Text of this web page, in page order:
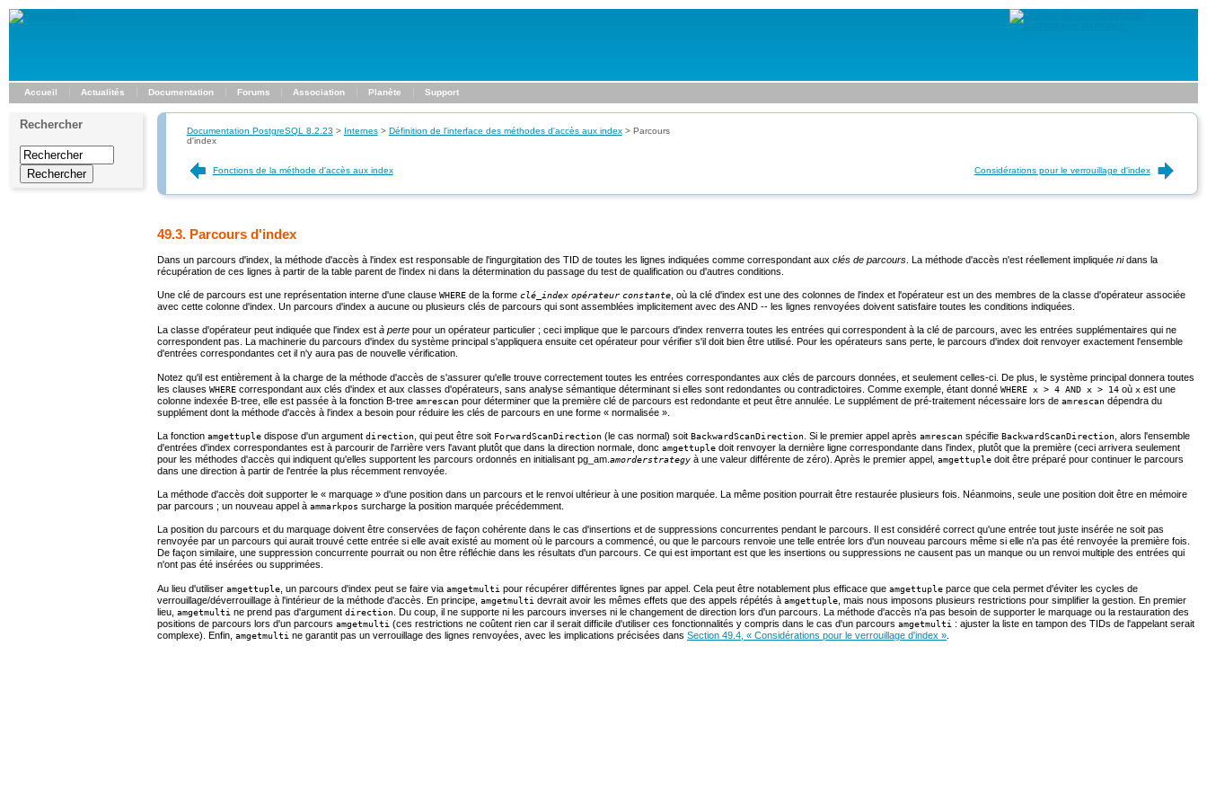
Accueil Actualités Documentation Forums Association Planète Support
Rechercher Documentation PostgreSQL 8.2.23 > Internes> Définition de l'interface des méthodes d'accès aux index> Parcours
d'index
Fonctions de la méthode d'accès aux index Considérations pour le verrouillage d'index
49.3. Parcours d'index
Dans un parcours d'index, la méthode d'accès à l'index est responsable de l'ingurgitation des TID de toutes les lignes indiquées comme correspondant aux clés de parcours . La méthode d'accès n'est réellement impliquée nidans la
récupération de ces lignes à partir de la table parent de l'index ni dans la détermination du passage du test de qualification ou d'autres conditions.
Une clé de parcours est une représentation interne d'une clause WHERE de la forme clé_index opérateur constante , où la clé d'index est une des colonnes de l'index et l'opérateur est un des membres de la classe d'opérateur associée
avec cette colonne d'index. Un parcours d'index a aucune ou plusieurs clés de parcours qui sont assemblées implicitement avec des AND -- les lignes renvoyées doivent satisfaire toutes les conditions indiquées.
La classe d'opérateur peut indiquée que l'index est à perte pour un opérateur particulier ; ceci implique que le parcours d'index renverra toutes les entrées qui correspondent à la clé de parcours, avec les entrées supplémentaires qui ne
correspondent pas. La machinerie du parcours d'index du système principal s'appliquera ensuite cet opérateur pour vérifier s'il doit bien être utilisé. Pour les opérateurs sans perte, le parcours d'index doit renvoyer exactement l'ensemble
d'entrées correspondantes cet il n'y aura pas de nouvelle vérification.
Notez qu'il est entièrement à la charge de la méthode d'accès de s'assurer qu'elle trouve correctement toutes les entrées correspondantes aux clés de parcours données, et seulement celles-ci. De plus, le système principal donnera toutes
les clauses WHERE correspondant aux clés d'index et aux classes d'opérateurs, sans analyse sémantique déterminant si elles sont redondantes ou contradictoires. Comme exemple, étant donné WHERE x > 4 AND x > 14 où x est une
colonne indexée B-tree, elle est passée à la fonction B-tree amrescan pour déterminer que la première clé de parcours est redondante et peut être annulée. Le supplément de pré-traitement nécessaire lors de amrescan dépendra du
supplément dont la méthode d'accès à l'index a besoin pour réduire les clés de parcours en une forme « normalisée ».
La fonction amgettuple dispose d'un argument direction , qui peut être soit ForwardScanDirection (le cas normal) soit BackwardScanDirection . Si le premier appel après amrescan spécifie BackwardScanDirection , alors l'ensemble
d'entrées d'index correspondantes est à parcourir de l'arrière vers l'avant plutôt que dans la direction normale, donc amgettuple doit renvoyer la dernière ligne correspondante dans l'index, plutôt que la première (ceci arrivera seulement
pour les méthodes d'accès qui indiquent qu'elles supportent les parcours ordonnés en initialisant pg_am amorderstrategy à une valeur différente de zéro). Après le premier appel, amgettuple doit être préparé pour continuer le parcours
dans une direction à partir de l'entrée la plus récemment renvoyée.
La méthode d'accès doit supporter le « marquage » d'une position dans un parcours et le renvoi ultérieur à une position marquée. La même position pourrait être restaurée plusieurs fois. Néanmoins, seule une position doit être en mémoire
par parcours ; un nouveau appel à ammarkpos surcharge la position marquée précédemment.
La position du parcours et du marquage doivent être conservées de façon cohérente dans le cas d'insertions et de suppressions concurrentes pendant le parcours. Il est considéré correct qu'une entrée tout juste insérée ne soit pas
renvoyée par un parcours qui aurait trouvé cette entrée si elle avait existé au moment où le parcours a commencé, ou que le parcours renvoie une telle entrée lors d'un nouveau parcours même si elle n'a pas été renvoyée la première fois.
De façon similaire, une suppression concurrente pourrait ou non être réfléchie dans les résultats d'un parcours. Ce qui est important est que les insertions ou suppressions ne causent pas un manque ou un renvoi multiple des entrées qui
n'ont pas été insérées ou supprimées.
Au lieu d'utiliser amgettuple , un parcours d'index peut se faire via amgetmulti pour récupérer différentes lignes par appel. Cela peut être notablement plus efficace que amgettuple parce que cela permet d'éviter les cycles de
verrouillage/déverrouillage à l'intérieur de la méthode d'accès. En principe, amgetmulti devrait avoir les mêmes effets que des appels répétés à amgettuple , mais nous imposons plusieurs restrictions pour simplifier la gestion. En premier
lieu, amgetmulti ne prend pas d'argument direction . Du coup, il ne supporte ni les parcours inverses ni le changement de direction lors d'un parcours. La méthode d'accès n'a pas besoin de supporter le marquage ou la restauration des
positions de parcours lors d'un parcours amgetmulti (ces restrictions ne coûtent rien car il serait difficile d'utiliser ces fonctionnalités y compris dans le cas d'un parcours amgetmulti : ajuster la liste en tampon des TIDs de l'appelant serait
complexe). Enfin, amgetmulti ne garantit pas un verrouillage des lignes renvoyées, avec les implications précisées dans Section 49.4, « Considérations pour le verrouillage d'index »